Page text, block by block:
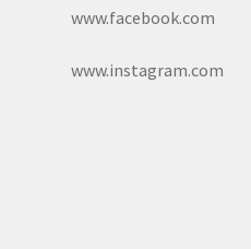
www.facebook.com
www.instagram.com